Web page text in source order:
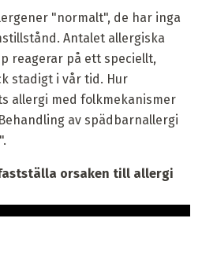
"normalt", de har inga
Antalet allergiska
reagerar på ett speciellt,
stadigt i vår tid. Hur
allergi med folkmekanismer
av spädbarnallergi
orsaken till allergi